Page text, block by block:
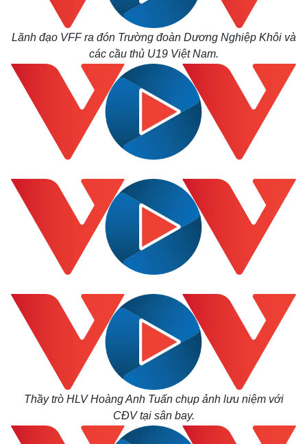
Lãnh đạo VFF ra đón Trường đoàn Dương Nghiệp Khôi và
các cầu thủ U19 Việt Nam.
Thầy trò HLV Hoàng Anh Tuấn chụp ảnh lưu niệm với
CĐV tại sân bay.